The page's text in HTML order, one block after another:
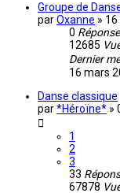
Groupe de
parOxanne » 16
0
12685
Dernier
16 mars
Danse classique
par*Héroïne* »
1
2
3
33
67878